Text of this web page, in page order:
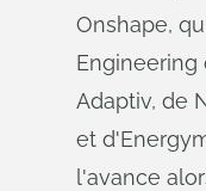
Onshape,
Engineering
Adaptiv, de
et
l'avance